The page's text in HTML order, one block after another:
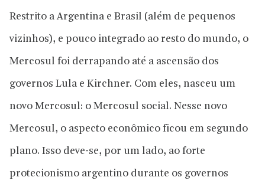
Restrito a Argentina e Brasil (além de pequenos
vizinhos), e pouco integrado ao resto do mundo, o
Mercosul foi derrapando até a ascensão dos
governos Lula e Kirchner. Com eles, nasceu um
novo Mercosul: o Mercosul social. Nesse novo
Mercosul, o aspecto econômico ficou em segundo
plano. Isso deve-se, por um lado, ao forte
protecionismo argentino durante os governos